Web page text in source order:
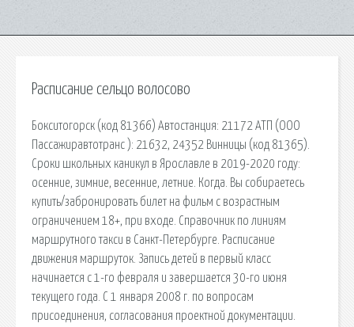
Расписание сельцо волосово
Бокситогорск (код 81366) Автостанция: 21172 АТП (ООО
Пассажиравтотранс ): 21632, 24352 Винницы (код 81365).
Сроки школьных каникул в Ярославле в 2019-2020 году:
осенние, зимние, весенние, летние. Когда. Вы собираетесь
купить/забронировать билет на фильм с возрастным
ограничением 18+, при входе. Справочник по линиям
маршрутного такси в Санкт-Петербурге. Расписание
движения маршруток. Запись детей в первый класс
начинается с 1-го февраля и завершается 30-го июня
текущего года. С 1 января 2008 г. по вопросам
присоединения, согласования проектной документации.